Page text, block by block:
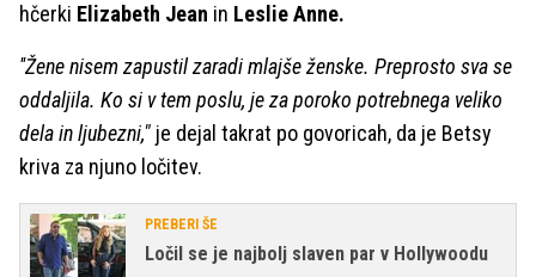
hčerki Elizabeth Jean in Leslie Anne.
''Žene nisem zapustil zaradi mlajše ženske. Preprosto sva se
oddaljila. Ko si v tem poslu, je za poroko potrebnega veliko
dela in ljubezni," je dejal takrat po govoricah, da je Betsy
kriva za njuno ločitev.
PREBERI ŠE
Ločil se je najbolj slaven par v Hollywoodu